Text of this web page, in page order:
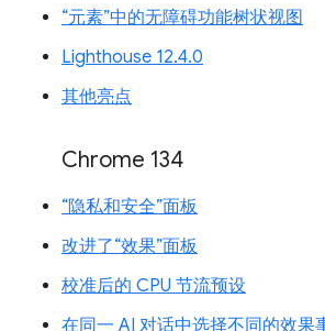
“元素”中的无障碍功能树状视图
Lighthouse 12.4.0
其他亮点
Chrome 134
“隐私和安全”面板
改进了“效果”面板
校准后的 CPU 节流预设
在同一 AI 对话中选择不同的效果